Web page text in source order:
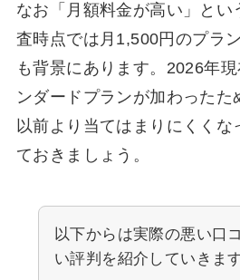
なお「月額料金が高い」とい
査時点では月1,500円のプラ
も背景にあります。2026年
ンダードプランが加わったた
以前より当てはまりにくくな
ておきましょう。
以下からは実際の悪い口
い評判を紹介していきま